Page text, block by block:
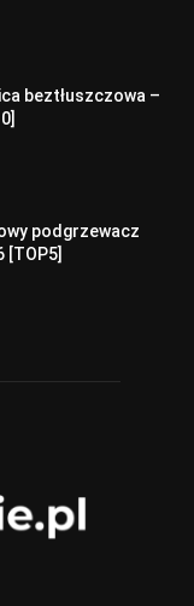
beztłuszczowa –
podgrzewacz
[TOP5]